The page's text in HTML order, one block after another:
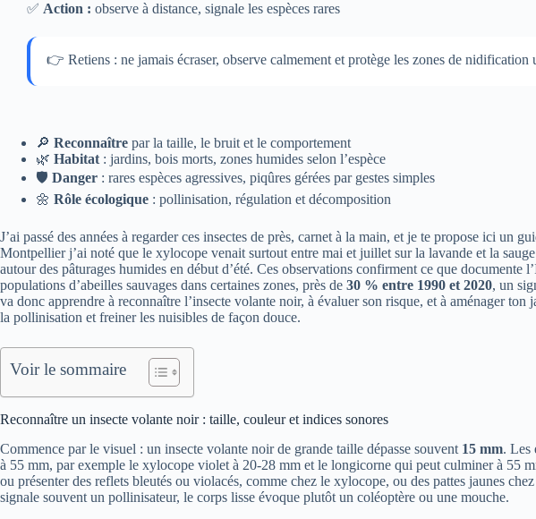
✅ Action : observe à distance, signale les espèces rares
👉 Retiens : ne jamais écraser, observe calmement et protège les zones de nidification
🔎 Reconnaître par la taille, le bruit et le comportement
🌿 Habitat : jardins, bois morts, zones humides selon l’espèce
🛡️ Danger : rares espèces agressives, piqûres gérées par gestes simples
🌼 Rôle écologique : pollinisation, régulation et décomposition
J’ai passé des années à regarder ces insectes de près, carnet à la main, et je te propose ici un
Montpellier j’ai noté que le xylocope venait surtout entre mai et juillet sur la lavande et la
autour des pâturages humides en début d’été. Ces observations confirment ce que documente
populations d’abeilles sauvages dans certaines zones, près de 30 % entre 1990 et 2020, un
va donc apprendre à reconnaître l’insecte volante noir, à évaluer son risque, et à aménager
la pollinisation et freiner les nuisibles de façon douce.
Voir le sommaire
Reconnaître un insecte volante noir : taille, couleur et indices sonores
Commence par le visuel : un insecte volante noir de grande taille dépasse souvent 15 mm. Les
à 55 mm, par exemple le xylocope violet à 20-28 mm et le longicorne qui peut culminer à 55
ou présenter des reflets bleutés ou violacés, comme chez le xylocope, ou des pattes jaunes
signale souvent un pollinisateur, le corps lisse évoque plutôt un coléoptère ou une mouche.